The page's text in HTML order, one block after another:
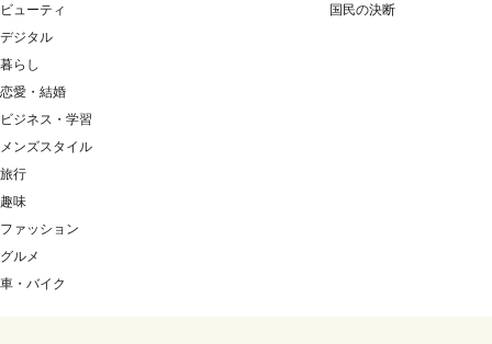
ビューティ
デジタル
暮らし
恋愛・結婚
ビジネス・学習
メンズスタイル
旅行
趣味
ファッション
グルメ
車・バイク
国民の決断